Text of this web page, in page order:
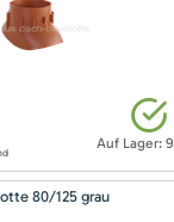
Auf Lager: 9
80/125 grau